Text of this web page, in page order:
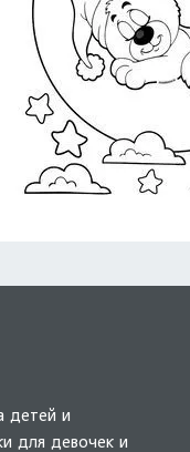
детей и
для девочек и